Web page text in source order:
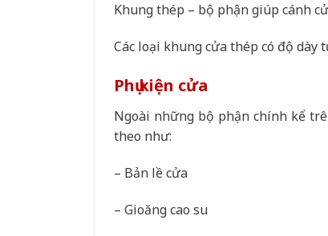
Khung thép – bộ phận giúp cánh
Các loại khung cửa thép có độ dày
Phụ kiện cửa
Ngoài những bộ phận chính kể
theo như:
– Bản lề cửa
– Gioăng cao su